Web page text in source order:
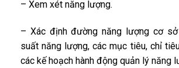
– Xem xét năng lượng.
– Xác định đường năng lượng cơ
suất năng lượng, các mục tiêu, chỉ
các kế hoạch hành động quản lý năng